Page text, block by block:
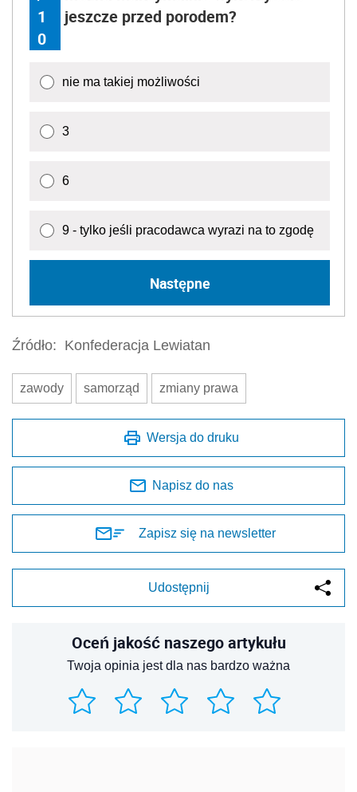
1
0
jeszcze przed porodem?
nie ma takiej możliwości
3
6
9 - tylko jeśli pracodawca wyrazi na to zgodę
Następne
Źródło: Konfederacja Lewiatan
zawody samorząd zmiany prawa
Wersja do druku
Napisz do nas
Zapisz się na newsletter
Udostępnij
Oceń jakość naszego artykułu
Twoja opinia jest dla nas bardzo ważna